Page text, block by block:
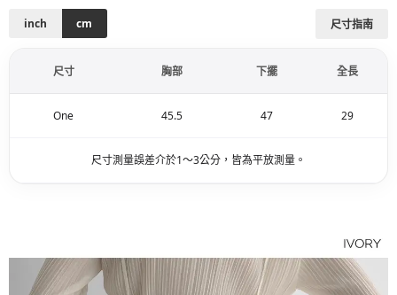
尺寸指南
inch cm
尺寸 胸部 下擺 全長
One 45.5 47 29
尺寸測量誤差介於1～3公分，皆為平放測量。